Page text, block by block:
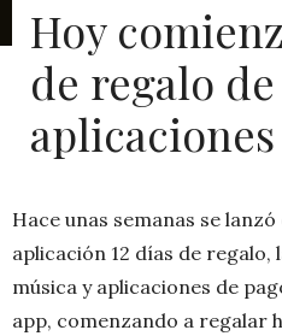
Hoy
de regalo
aplicaciones
Hace unas semanas se
aplicación 12 días de
música y aplicaciones de
app, comenzando a regalar